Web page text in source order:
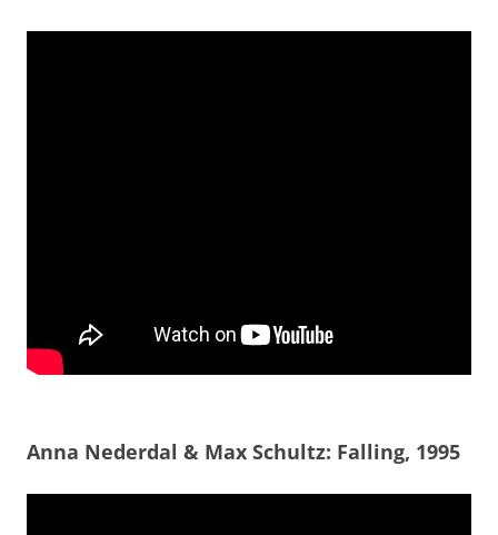
Anna Nederdal & Max Schultz: Falling, 1995